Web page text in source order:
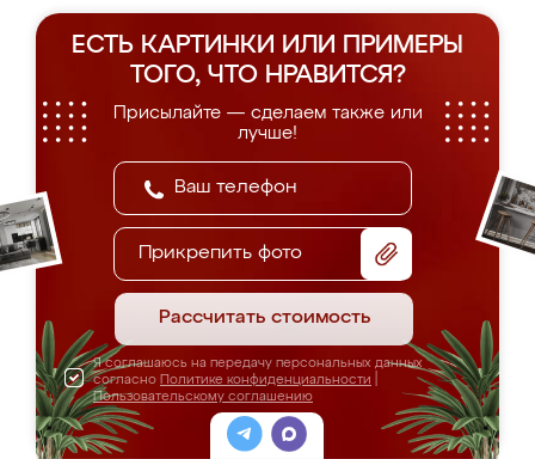
ЕСТЬ КАРТИНКИ ИЛИ ПРИМЕРЫ
ТОГО, ЧТО НРАВИТСЯ?
Присылайте — сделаем также или
лучше!
Прикрепить фото
Рассчитать стоимость
Я соглашаюсь на передачу персональных данных
согласно Политике конфиденциальности
Пользовательскому соглашению